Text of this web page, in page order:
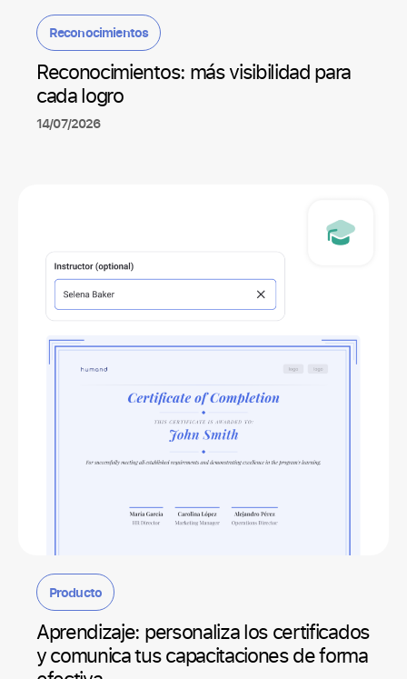
Reconocimientos
Reconocimientos: más visibilidad para
cada logro
14/07/2026
Producto
Aprendizaje: personaliza los certificados
y comunica tus capacitaciones de forma